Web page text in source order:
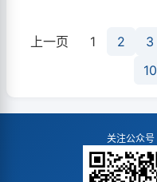
上一页 1 2 3
10
关注公众号